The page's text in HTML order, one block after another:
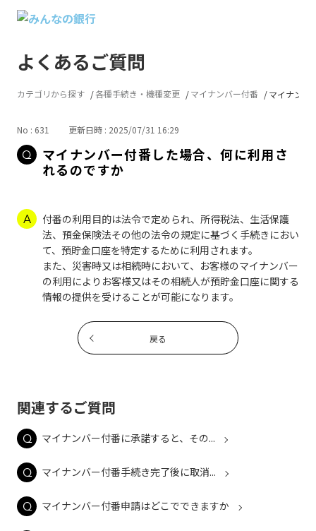
よくあるご質問
カテゴリから探す 各種手続き・機種変更 マイナンバー付番 マイナンバ
No : 631 更新日時 : 2025/07/31 16:29
マイナンバー付番した場合、何に利用さ
れるのですか
付番の利用目的は法令で定められ、所得税法、生活保護
法、預金保険法その他の法令の規定に基づく手続きにおい
て、預貯金口座を特定するために利用されます。
また、災害時又は相続時において、お客様のマイナンバー
の利用によりお客様又はその相続人が預貯金口座に関する
情報の提供を受けることが可能になります。
戻る
関連するご質問
マイナンバー付番に承諾すると、その...
マイナンバー付番手続き完了後に取消...
マイナンバー付番申請はどこでできますか